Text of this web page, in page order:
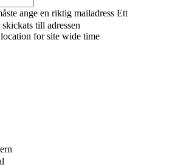
ange en riktig mailadress Ett
till adressen
for site wide time